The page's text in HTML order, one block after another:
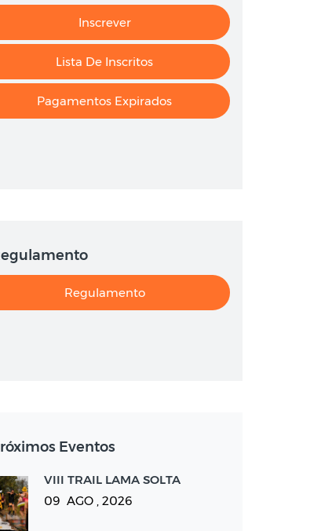
Inscrever
Lista De Inscritos
Pagamentos Expirados
Regulamento
Eventos
VIII TRAIL LAMA SOLTA
09 AGO , 2026